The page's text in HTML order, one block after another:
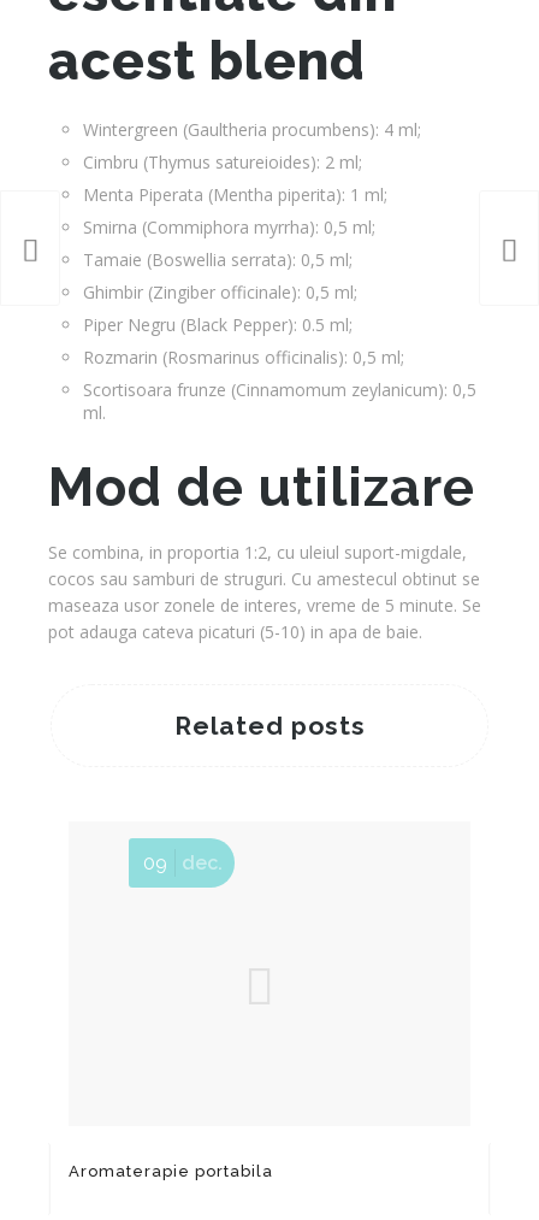
acest blend
Wintergreen (Gaultheria procumbens): 4 ml;
Cimbru (Thymus satureioides): 2 ml;
Menta Piperata (Mentha piperita): 1 ml;
Smirna (Commiphora myrrha): 0,5 ml;
Tamaie (Boswellia serrata): 0,5 ml;
Ghimbir (Zingiber officinale): 0,5 ml;
Piper Negru (Black Pepper): 0.5 ml;
Rozmarin (Rosmarinus officinalis): 0,5 ml;
Scortisoara frunze (Cinnamomum zeylanicum): 0,5
ml.
Mod de utilizare
Se combina, in proportia 1:2, cu uleiul suport-migdale,
cocos sau samburi de struguri. Cu amestecul obtinut se
maseaza usor zonele de interes, vreme de 5 minute. Se
pot adauga cateva picaturi (5-10) in apa de baie.
Related posts
Aromaterapie portabila
09 dec.